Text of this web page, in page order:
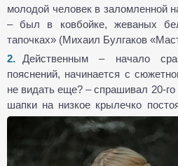
молодой человек в заломленной
– был в ковбойке, жеваных
тапочках» (Михаил Булгаков
Действенным – начало
пояснений, начинается с
не видать еще? – спрашивал 20-
шапки на низкое крылечко